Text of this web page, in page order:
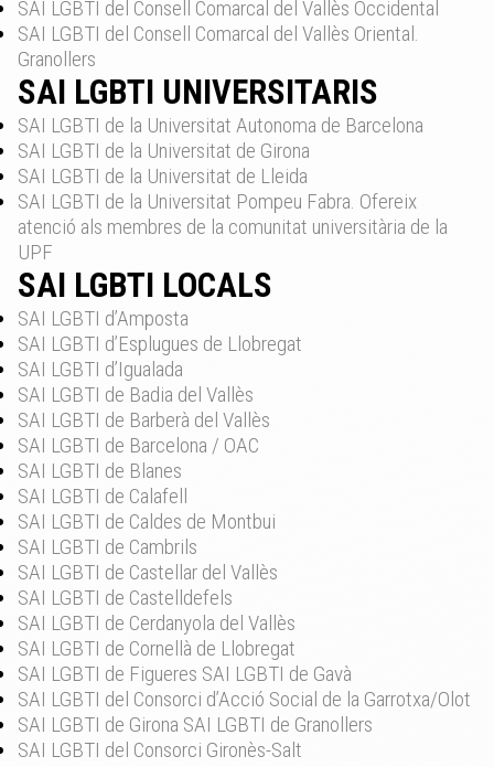
SAI LGBTI del Consell Comarcal del Vallès Occidental
SAI LGBTI del Consell Comarcal del Vallès Oriental.
Granollers
SAI LGBTI UNIVERSITARIS
SAI LGBTI de la Universitat Autonoma de Barcelona
SAI LGBTI de la Universitat de Girona
SAI LGBTI de la Universitat de Lleida
SAI LGBTI de la Universitat Pompeu Fabra. Ofereix
atenció als membres de la comunitat universitària de la
UPF
SAI LGBTI LOCALS
SAI LGBTI d’Amposta
SAI LGBTI d’Esplugues de Llobregat
SAI LGBTI d’Igualada
SAI LGBTI de Badia del Vallès
SAI LGBTI de Barberà del Vallès
SAI LGBTI de Barcelona / OAC
SAI LGBTI de Blanes
SAI LGBTI de Calafell
SAI LGBTI de Caldes de Montbui
SAI LGBTI de Cambrils
SAI LGBTI de Castellar del Vallès
SAI LGBTI de Castelldefels
SAI LGBTI de Cerdanyola del Vallès
SAI LGBTI de Cornellà de Llobregat
SAI LGBTI de Figueres SAI LGBTI de Gavà
SAI LGBTI del Consorci d’Acció Social de la Garrotxa/Olot
SAI LGBTI de Girona SAI LGBTI de Granollers
SAI LGBTI del Consorci Gironès-Salt